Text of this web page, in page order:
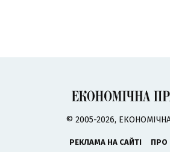
© 2005-2026,
РЕКЛАМА НА САЙТІ
ПРО